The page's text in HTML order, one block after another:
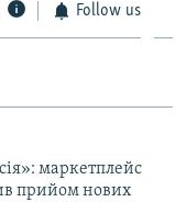
Follow us
маркетплейс
прийом нових